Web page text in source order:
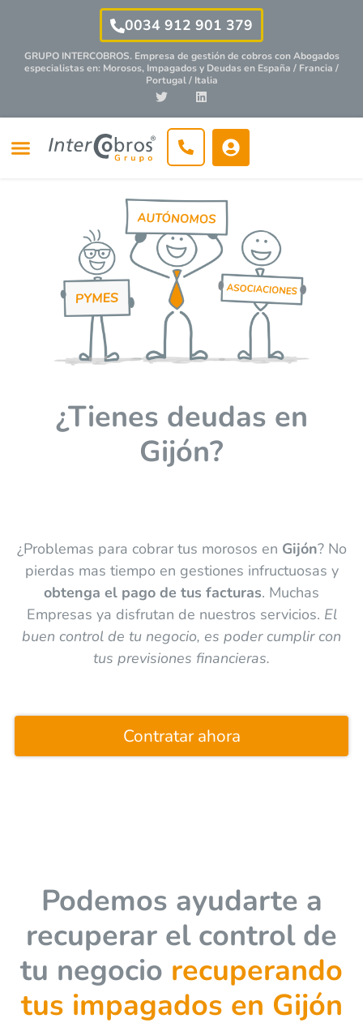
0034 912 901 379
GRUPO INTERCOBROS. Empresa de gestión de cobros conAbogados
especialistasen: Morosos, Impagados y Deudas en España / Francia /
Portugal / Italia
¿Tienes deudas en
Gijón?
¿Problemas para cobrar tus morosos en Gijón? No
pierdas mas tiempo en gestiones infructuosas y
obtenga el pago de tus facturas. Muchas
Empresas ya disfrutan de nuestros servicios. El
buen control de tu negocio, es poder cumplir con
tus previsiones financieras.
Contratar ahora
Podemos ayudarte a
recuperar el control de
tu negocio recuperando
tus impagados en Gijón